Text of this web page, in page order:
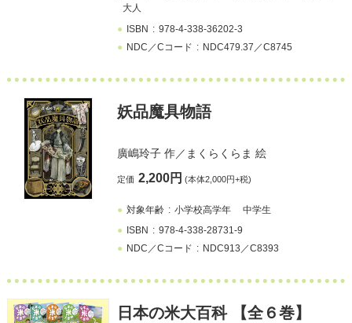
大人
ISBN
978-4-338-36202-3
NDC／Cコード
NDC479.37／C8745
妖品魔具物語
廣嶋玲子作／ まくらくらま 絵
定価 2,200円 (本体2,000円+税)
対象年齢 小学校高学年
中学生
ISBN
978-4-338-28731-9
NDC／Cコード
NDC913／C8393
日本の米大百科 【全６巻】